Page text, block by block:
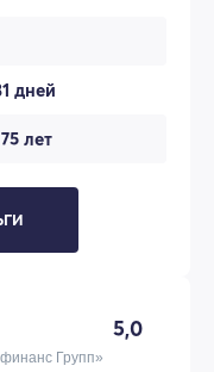
дней
лет
5,0
Групп»